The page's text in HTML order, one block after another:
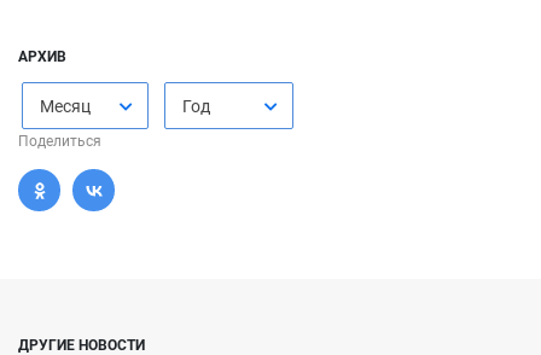
АРХИВ
Месяц Год
Поделиться
ДРУГИЕ НОВОСТИ